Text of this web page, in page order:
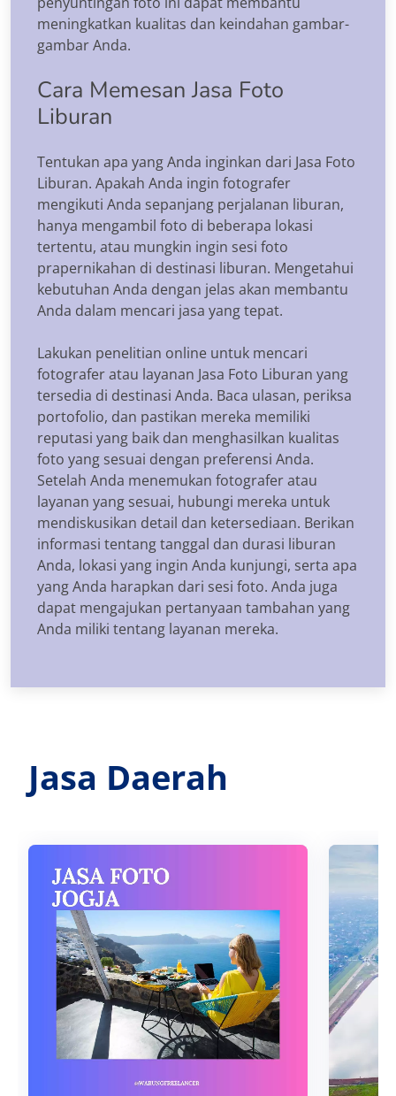
meningkatkan kualitas dan keindahan gambar-
gambar Anda.
Cara Memesan Jasa Foto
Liburan
Tentukan apa yang Anda inginkan dari Jasa Foto
Liburan. Apakah Anda ingin fotografer
mengikuti Anda sepanjang perjalanan liburan,
hanya mengambil foto di beberapa lokasi
tertentu, atau mungkin ingin sesi foto
prapernikahan di destinasi liburan. Mengetahui
kebutuhan Anda dengan jelas akan membantu
Anda dalam mencari jasa yang tepat.
Lakukan penelitian online untuk mencari
fotografer atau layanan Jasa Foto Liburan yang
tersedia di destinasi Anda. Baca ulasan, periksa
portofolio, dan pastikan mereka memiliki
reputasi yang baik dan menghasilkan kualitas
foto yang sesuai dengan preferensi Anda.
Setelah Anda menemukan fotografer atau
layanan yang sesuai, hubungi mereka untuk
mendiskusikan detail dan ketersediaan. Berikan
informasi tentang tanggal dan durasi liburan
Anda, lokasi yang ingin Anda kunjungi, serta apa
yang Anda harapkan dari sesi foto. Anda juga
dapat mengajukan pertanyaan tambahan yang
Anda miliki tentang layanan mereka.
Jasa Daerah